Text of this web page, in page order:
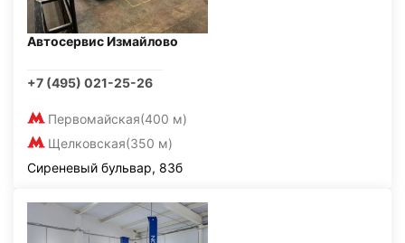
Автосервис Измайлово
+7 (495) 021-25-26
Первомайская(400 м)
Щелковская(350 м)
Сиреневый бульвар, 83б